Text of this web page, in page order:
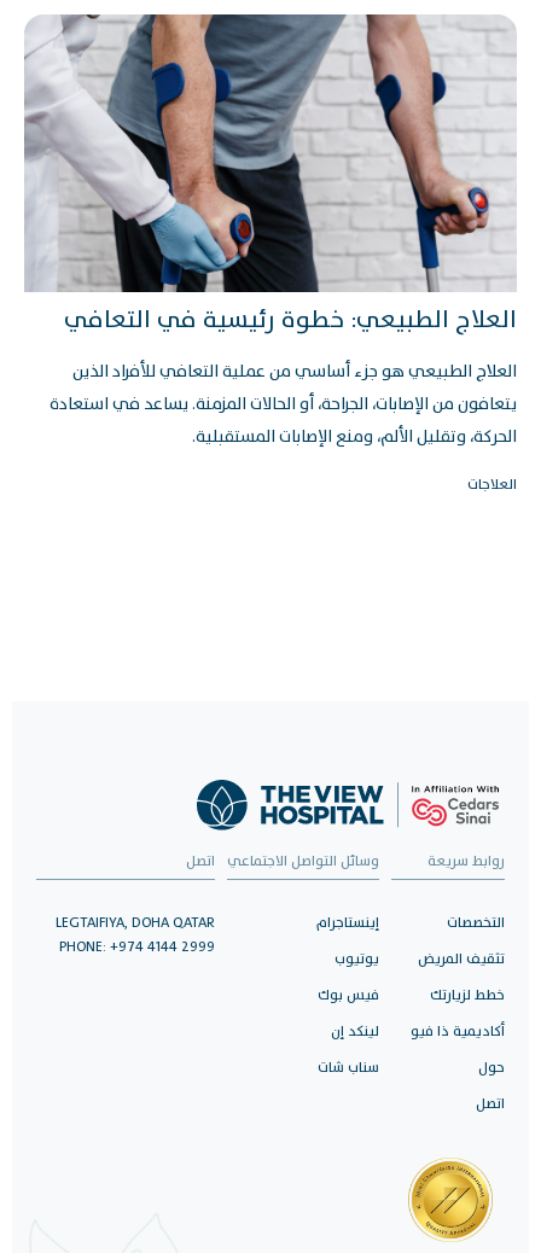
العلاج الطبيعي: خطوة رئيسية في التعافي
العلاج الطبيعي هو جزء أساسي من عملية التعافي للأفراد الذين
يتعافون من الإصابات، الجراحة، أو الحالات المزمنة. يساعد في استعادة
الحركة، وتقليل الألم، ومنع الإصابات المستقبلية.
العلاجات
روابط سريعة
التخصصات
تثقيف المريض
خطط لزيارتك
أكاديمية ذا فيو
حول
اتصل
وسائل التواصل الاجتماعي
إينستاجرام
يوتيوب
فيس بوك
لينكد إن
سناب شات
اتصل
LEGTAIFIYA, DOHA QATAR
PHONE: +974 4144 2999